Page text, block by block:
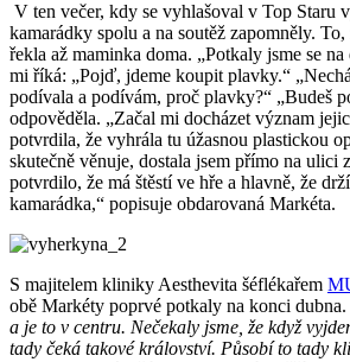
V ten večer, kdy se vyhlašoval v Top Staru
kamarádky spolu a na soutěž zapomněly.
řekla až maminka doma. „Potkaly jsme se
mi říká: „Pojď, jdeme koupit plavky.“
podívala a podívám, proč plavky?“ „Budeš
odpověděla. „Začal mi docházet význam
potvrdila, že vyhrála tu úžasnou plastickou
skutečně věnuje, dostala jsem přímo na ulici
potvrdilo, že má štěstí ve hře a hlavně, že
kamarádka,“ popisuje obdarovaná Markéta.
S majitelem kliniky Aesthevita šéflékařem
obě Markéty poprvé potkaly na konci dubna.
a je to v centru. Nečekaly jsme, že když
tady čeká takové království. Působí to tady